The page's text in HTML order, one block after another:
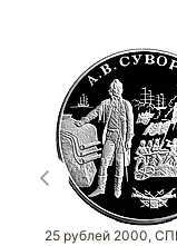
25 рублей 2000,